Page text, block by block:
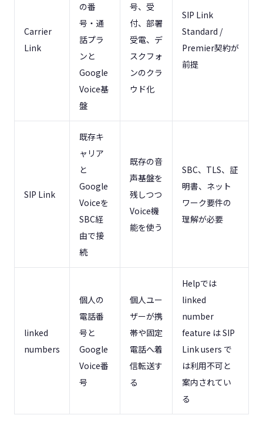
Carrier
Link
の番
号・通
話プラ
ンと
Google
Voice基
盤
号、受
付、部署
受電、デ
スクフォ
ンのクラ
ウド化
SIP Link
Standard /
Premier契約が
前提
SIP Link
既存キ
ャリア
と
Google
Voiceを
SBC経
由で接
続
既存の音
声基盤を
残しつつ
Voice機
能を使う
SBC、TLS、証
明書、ネット
ワーク要件の
理解が必要
linked
numbers
個人の
電話番
号と
Google
Voice番
号
個人ユー
ザーが携
帯や固定
電話へ着
信転送す
る
Helpでは
linked
number
feature は SIP
Link users で
は利用不可と
案内されてい
る